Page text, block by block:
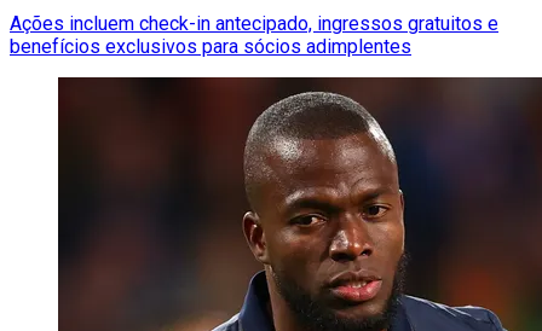
Ações incluem check-in antecipado, ingressos gratuitos e
benefícios exclusivos para sócios adimplentes